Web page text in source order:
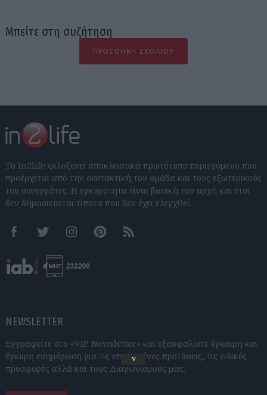
Μπείτε στη συζήτηση
ΠΡΟΣΘΉΚΗ ΣΧΟΛΊΟΥ
Το In2life φιλοξενεί αποκλειστικά πρωτότυπο περιεχόμενο που
προέρχεται από την συντακτική του ομάδα και τους εξωτερικούς
του συνεργάτες. Η εγκυρότητα είναι βασική του αρχή και έτσι
δεν δημοσιεύεται τίποτα που δεν έχει ελεγχθεί.
FacebookTwitter InstagramPinterestRSS feeds
NEWSLETTER
Εγγραφείτε στο «VIP Newsletter» και εξασφαλίστε έγκαιρη και
έγκυρη ενημέρωση για τις επιλεγμένες προτάσεις, τις ειδικές
προσφορές αλλά και τους Διαγωνισμούς μας.
v